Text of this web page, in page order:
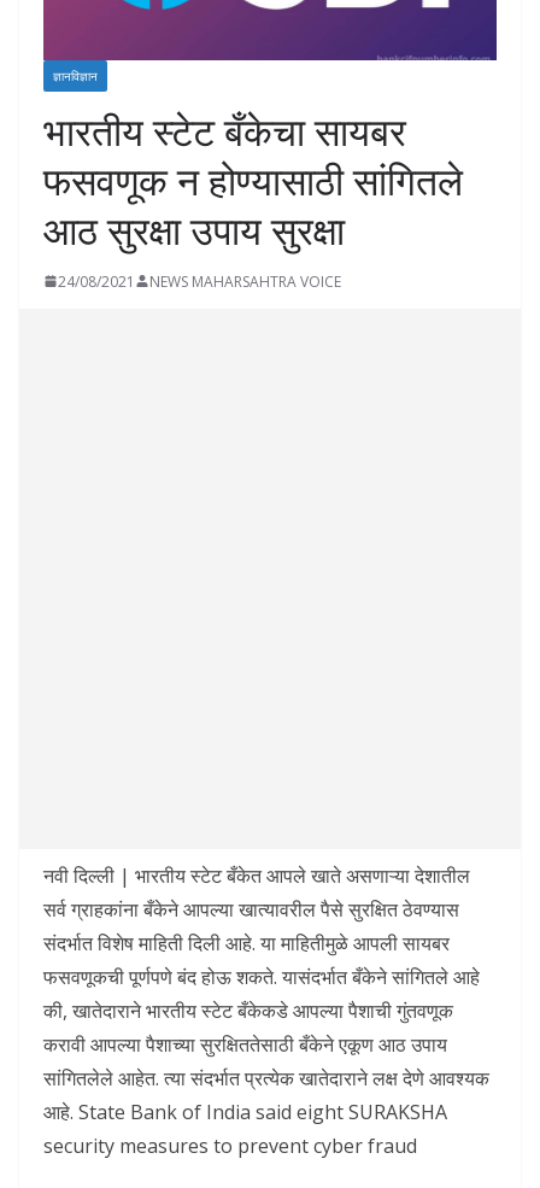
ज्ञानविज्ञान
भारतीय स्टेट बँकेचा सायबर
फसवणूक न होण्यासाठी सांगितले
आठ सुरक्षा उपाय सुरक्षा
24/08/2021 NEWS MAHARSAHTRA VOICE
नवी दिल्ली | भारतीय स्टेट बँकेत आपले खाते असणाऱ्या देशातील
सर्व ग्राहकांना बँकेने आपल्या खात्यावरील पैसे सुरक्षित ठेवण्यास
संदर्भात विशेष माहिती दिली आहे. या माहितीमुळे आपली सायबर
फसवणूकची पूर्णपणे बंद होऊ शकते. यासंदर्भात बँकेने सांगितले आहे
की, खातेदाराने भारतीय स्टेट बँकेकडे आपल्या पैशाची गुंतवणूक
करावी आपल्या पैशाच्या सुरक्षिततेसाठी बँकेने एकूण आठ उपाय
सांगितलेले आहेत. त्या संदर्भात प्रत्येक खातेदाराने लक्ष देणे आवश्यक
आहे. State Bank of India said eight SURAKSHA
security measures to prevent cyber fraud